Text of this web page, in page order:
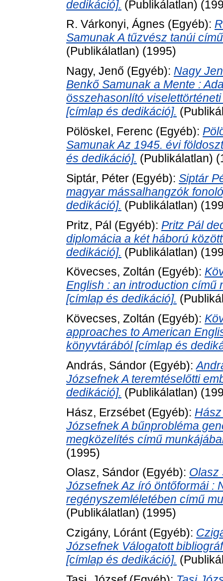
dedikáció]. (Publikálatlan)
R. Várkonyi, Ágnes (Egyéb):
Samunak A tűzvész tanúi
(Publikálatlan) (1995)
Nagy, Jenő (Egyéb): Nagy
Benkő Samunak a Mente :
összehasonlító
[címlap és dedikáció].
PölöskeI, Ferenc (Egyéb):
Samunak Az 1945. évi
és dedikáció]. (Publikálatlan)
Siptár, Péter (Egyéb): Siptár
magyar mássalhangzók
dedikáció]. (Publikálatlan)
Pritz, Pál (Egyéb): Pritz Pál
diplomácia a két háború
dedikáció]. (Publikálatlan)
Kövecses, Zoltán (Egyéb):
English : an introduction című
[címlap és dedikáció].
Kövecses, Zoltán (Egyéb):
approaches to American
könyvtárából [címlap és
András, Sándor (Egyéb):
Józsefnek A teremtéselőtti
dedikáció]. (Publikálatlan)
Hász, Erzsébet(Egyéb):
Józsefnek A bűnprobléma
megközelítés című
(1995)
Olasz, Sándor (Egyéb): Olasz
Józsefnek Az író öntőformái :
regényszemléletében című
(Publikálatlan) (1995)
Czigány, Lóránt(Egyéb):
Józsefnek Válogatott
[címlap és dedikáció].